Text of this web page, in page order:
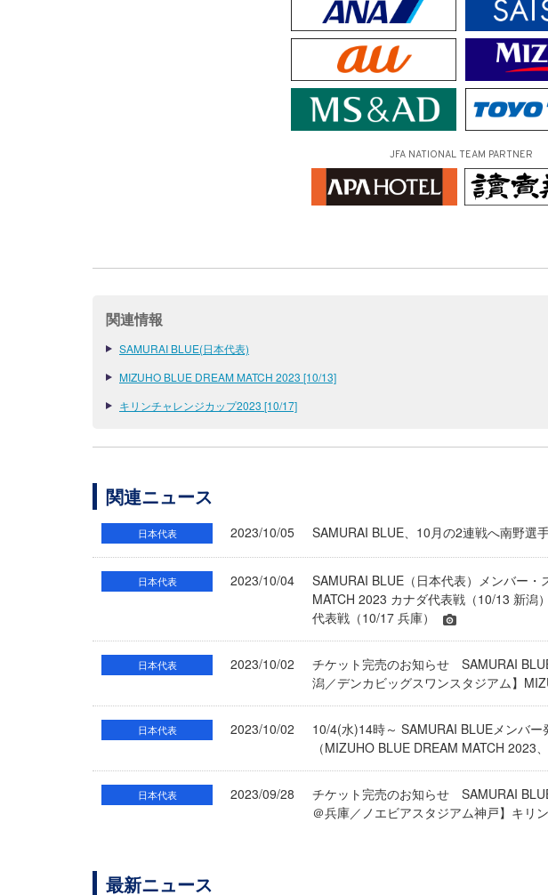
JFA NATIONAL TEAM PARTNER
関連情報
SAMURAI BLUE(日本代表)
MIZUHO BLUE DREAM MATCH 2023 [10/13]
キリンチャレンジカップ2023 [10/17]
関連ニュース
日本代表 2023/10/05 SAMURAI BLUE、10月の2連戦へ南野選
日本代表 2023/10/04
SAMURAI BLUE（日本代表）メンバー
MATCH 2023 カナダ代表戦（10/13 新潟
代表戦（10/17 兵庫）
日本代表 2023/10/02
チケット完売のお知らせ SAMURAI
潟／デンカビッグスワンスタジアム】
日本代表 2023/10/02
10/4(水)14時～ SAMURAI BLUEメンバ
（MIZUHO BLUE DREAM MATCH 2023
日本代表 2023/09/28
チケット完売のお知らせ SAMURAI
＠兵庫／ノエビアスタジアム神戸】キリ
最新ニュース